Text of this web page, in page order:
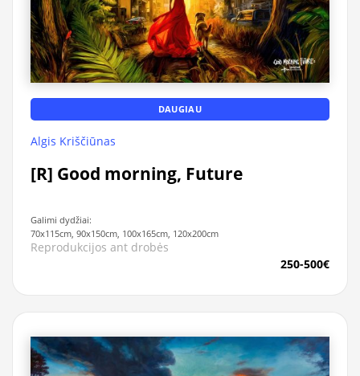
DAUGIAU
Algis Kriščiūnas
[R] Good morning, Future
Galimi dydžiai:
70x115cm, 90x150cm, 100x165cm, 120x200cm
Reprodukcijos ant drobės
250-500€